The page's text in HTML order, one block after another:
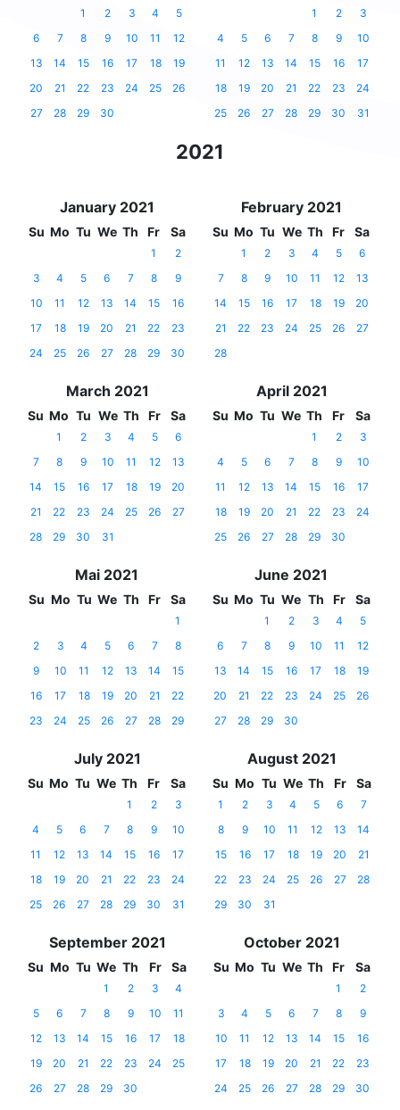
1 2 3 4
5
6
7 8 9 10 11
12
13
14 15 16 17 18
19
20
21 22 23 24 25
26
27
28 29 30
1 2
3
4
5 6 7 8 9
10
11
12 13 14 15 16
17
18
19 20 21 22 23
24
25
26 27 28 29 30 31
2021
January 2021
Su Mo Tu We Th Fr Sa
1
2
3
4 5 6 7 8
9
10
11 12 13 14 15
16
17
18 19 20 21 22
23
24
25 26 27 28 29 30
February 2021
Su Mo Tu We Th Fr Sa
1 2 3 4 5
6
7
8 9 10 11 12
13
14
15 16 17 18 19
20
21
22 23 24 25 26
27
28
March 2021
Su Mo Tu We Th Fr Sa
1 2 3 4 5
6
7
8 9 10 11 12
13
14
15 16 17 18 19
20
21
22 23 24 25 26
27
28
29 30 31
April 2021
Su Mo Tu We Th Fr Sa
1 2
3
4
5 6 7 8 9
10
11
12 13 14 15 16
17
18
19 20 21 22 23
24
25
26 27 28 29 30
Mai 2021
Su Mo Tu We Th Fr Sa
1
2
3 4 5 6 7
8
9
10 11 12 13 14
15
16
17 18 19 20 21
22
23
24 25 26 27 28 29
June 2021
Su Mo Tu We Th Fr Sa
1 2 3 4
5
6
7 8 9 10 11
12
13
14 15 16 17 18
19
20
21 22 23 24 25
26
27
28 29 30
July 2021
Su Mo Tu We Th Fr Sa
1 2
3
4
5 6 7 8 9
10
11
12 13 14 15 16
17
18
19 20 21 22 23
24
25
26 27 28 29 30 31
August 2021
Su Mo Tu We Th Fr Sa
1 2 3 4 5 6
7
8
9 10 11 12 13
14
15
16 17 18 19 20
21
22
23 24 25 26 27
28
29
30 31
September 2021
Su Mo Tu We Th Fr Sa
1 2 3
4
5
6 7 8 9 10
11
12
13 14 15 16 17
18
19
20 21 22 23 24
25
26
27 28 29 30
October 2021
Su Mo Tu We Th Fr Sa
1
2
3
4 5 6 7 8
9
10
11 12 13 14 15
16
17
18 19 20 21 22
23
24
25 26 27 28 29 30